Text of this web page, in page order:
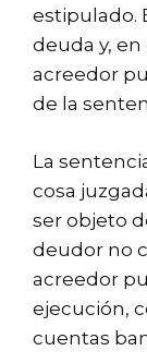
estipulado.
deuda y,
acreedor
de la
La
cosa
ser objeto
deudor no
acreedor
ejecución,
cuentas